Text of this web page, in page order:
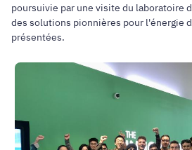
poursuivie par une visite du laboratoire
des solutions pionnières pour l'énergie
présentées.